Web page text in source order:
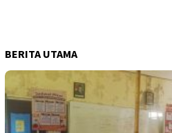
BERITA UTAMA